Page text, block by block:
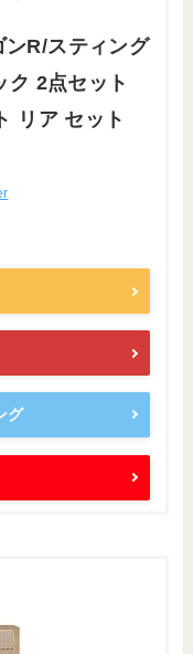
R/スティング
ク 2点セット
リア セット
グ